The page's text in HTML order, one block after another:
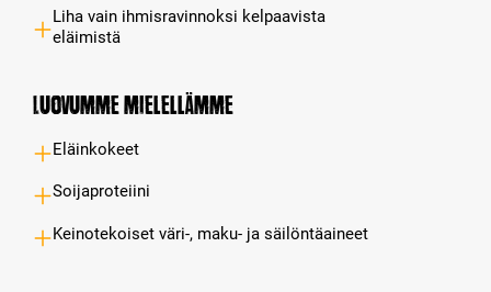
Liha vain ihmisravinnoksi kelpaavista
eläimistä
Luovumme mielellämme
Eläinkokeet
Soijaproteiini
Keinotekoiset väri-, maku- ja säilöntäaineet